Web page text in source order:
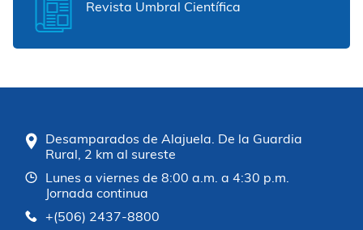
Revista Umbral Científica
Desamparados de Alajuela. De la Guardia
Rural, 2 km al sureste
Lunes a viernes de 8:00 a.m. a 4:30 p.m.
Jornada continua
+(506) 2437-8800